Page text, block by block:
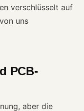
verschlüsselt auf
uns
PCB-
aber die